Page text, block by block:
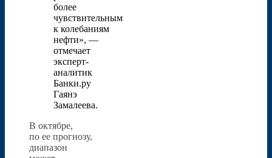
более
чувствительным
к колебаниям
нефти», —
отмечает
эксперт-
аналитик
Банки.ру
Гаянэ
Замалеева.
В октябре,
по ее прогнозу,
диапазон